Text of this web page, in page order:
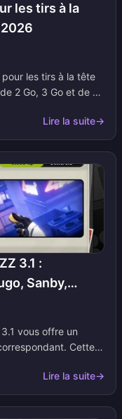
les tirs à la
les tirs à la tête
2 Go, 3 Go et de 4
de 0 à 200, des
que l'on peut glisser
favoris. Nous
correctifs OB
Lire la suite→
3.1 :
Sanby,
vous offre un
Cette
à jour au gré
Lire la suite→